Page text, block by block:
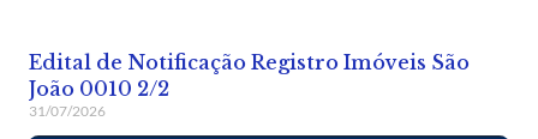
Edital de Notificação Registro Imóveis São
João 0010 2/2
31/07/2026